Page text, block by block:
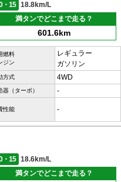
・15
18.8km/L
満タンでどこまで走る？
601.6km
燃料
ジン
レギュラー
ガソリン
方式 4WD
器（ターボ） -
性能 -
・15
18.6km/L
満タンでどこまで走る？